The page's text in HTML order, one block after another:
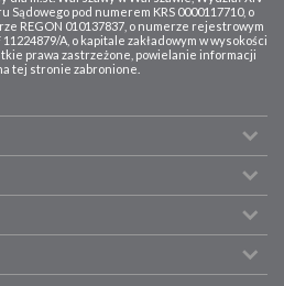
pod numerem KRS 0000117710, o
REGON 010137837, o numerze rejestrowym
11224879/A, o kapitale zakładowym w wysokości
prawa zastrzeżone, powielanie informacji
tej stronie zabronione.